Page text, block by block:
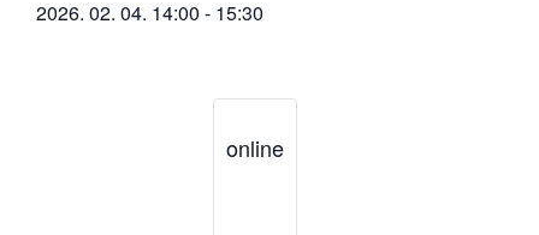
2026. 02. 04. 14:00 - 15:30
online